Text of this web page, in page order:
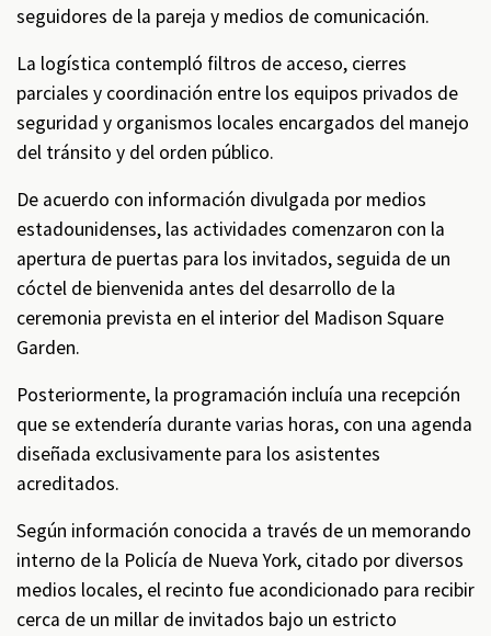
seguidores de la pareja y medios de comunicación.
La logística contempló filtros de acceso, cierres
parciales y coordinación entre los equipos privados de
seguridad y organismos locales encargados del manejo
del tránsito y del orden público.
De acuerdo con información divulgada por medios
estadounidenses, las actividades comenzaron con la
apertura de puertas para los invitados, seguida de un
cóctel de bienvenida antes del desarrollo de la
ceremonia prevista en el interior del Madison Square
Garden.
Posteriormente, la programación incluía una recepción
que se extendería durante varias horas, con una agenda
diseñada exclusivamente para los asistentes
acreditados.
Según información conocida a través de un memorando
interno de la Policía de Nueva York, citado por diversos
medios locales, el recinto fue acondicionado para recibir
cerca de un millar de invitados bajo un estricto